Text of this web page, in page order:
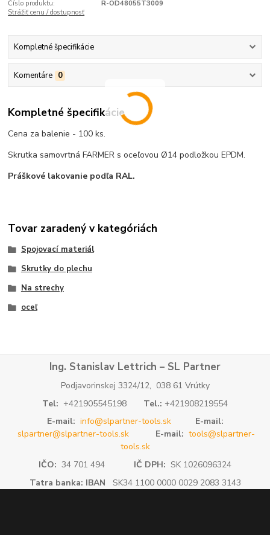
Číslo produktu:
R-OD48055T3009
Strážiť cenu / dostupnosť
Kompletné špecifikácie
Komentáre 0
Kompletné špecifikácie
Cena za balenie - 100 ks.
Skrutka samovrtná FARMER s oceľovou Ø14 podložkou EPDM.
Práškové lakovanie podľa RAL.
Tovar zaradený v kategóriách
Spojovací materiál
Skrutky do plechu
Na strechy
oceľ
Ing. Stanislav Lettrich – SL Partner
Podjavorinskej 3324/12, 038 61 Vrútky
Tel: +421905545198 Tel.: +421908219554
E-mail: info@slpartner-tools.sk
E-mail:
slpartner@slpartner-tools.sk
E-mail: tools@slpartner-
tools.sk
IČO: 34 701 494 IČ DPH: SK 1026096324
Tatra banka: IBAN SK34 1100 0000 0029 2083 3143